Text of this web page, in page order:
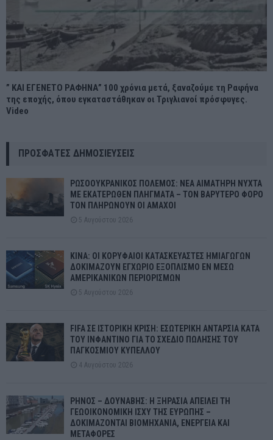
” ΚΑΙ ΕΓΕΝΕΤΟ ΡΑΦΗΝΑ” 100 χρόνια μετά, ξαναζούμε τη Ραφήνα
της εποχής, όπου εγκαταστάθηκαν οι Τριγλιανοί πρόσφυγες.
Video
ΠΡΌΣΦΑΤΕΣ ΔΗΜΟΣΙΕΎΣΕΙΣ
ΡΩΣΟΟΥΚΡΑΝΙΚΟΣ ΠΟΛΕΜΟΣ: ΝΕΑ ΑΙΜΑΤΗΡΗ ΝΥΧΤΑ
ΜΕ ΕΚΑΤΕΡΩΘΕΝ ΠΛΗΓΜΑΤΑ – ΤΟΝ ΒΑΡΥΤΕΡΟ ΦΟΡΟ
ΤΟΝ ΠΛΗΡΩΝΟΥΝ ΟΙ ΑΜΑΧΟΙ
5 Αυγούστου 2026
ΚΙΝΑ: ΟΙ ΚΟΡΥΦΑΙΟΙ ΚΑΤΑΣΚΕΥΑΣΤΕΣ ΗΜΙΑΓΩΓΩΝ
ΔΟΚΙΜΑΖΟΥΝ ΕΓΧΩΡΙΟ ΕΞΟΠΛΙΣΜΟ ΕΝ ΜΕΣΩ
ΑΜΕΡΙΚΑΝΙΚΩΝ ΠΕΡΙΟΡΙΣΜΩΝ
5 Αυγούστου 2026
FIFA ΣΕ ΙΣΤΟΡΙΚΗ ΚΡΙΣΗ: ΕΣΩΤΕΡΙΚΗ ΑΝΤΑΡΣΙΑ ΚΑΤΑ
ΤΟΥ ΙΝΦΑΝΤΙΝΟ ΓΙΑ ΤΟ ΣΧΕΔΙΟ ΠΩΛΗΣΗΣ ΤΟΥ
ΠΑΓΚΟΣΜΙΟΥ ΚΥΠΕΛΛΟΥ
4 Αυγούστου 2026
ΡΗΝΟΣ – ΔΟΥΝΑΒΗΣ: Η ΞΗΡΑΣΙΑ ΑΠΕΙΛΕΙ ΤΗ
ΓΕΩΟΙΚΟΝΟΜΙΚΗ ΙΣΧΥ ΤΗΣ ΕΥΡΩΠΗΣ –
ΔΟΚΙΜΑΖΟΝΤΑΙ ΒΙΟΜΗΧΑΝΙΑ, ΕΝΕΡΓΕΙΑ ΚΑΙ
ΜΕΤΑΦΟΡΕΣ